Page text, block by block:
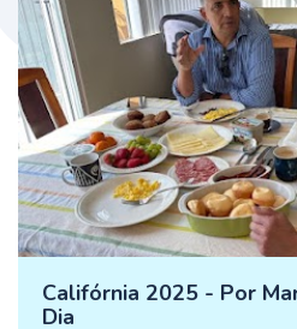
Califórnia 2025 - Por
Dia